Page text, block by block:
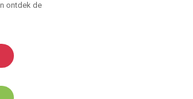
ontdek de